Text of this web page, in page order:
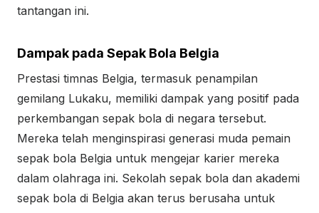
tantangan ini.
Dampak pada Sepak Bola Belgia
Prestasi timnas Belgia, termasuk penampilan
gemilang Lukaku, memiliki dampak yang positif pada
perkembangan sepak bola di negara tersebut.
Mereka telah menginspirasi generasi muda pemain
sepak bola Belgia untuk mengejar karier mereka
dalam olahraga ini. Sekolah sepak bola dan akademi
sepak bola di Belgia akan terus berusaha untuk